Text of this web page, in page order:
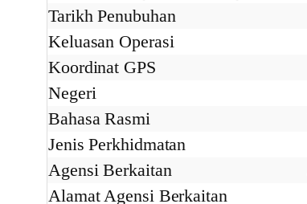
Tarikh Penubuhan
Keluasan Operasi
Koordinat GPS
Negeri
Bahasa Rasmi
Jenis Perkhidmatan
Agensi Berkaitan
Alamat Agensi Berkaitan